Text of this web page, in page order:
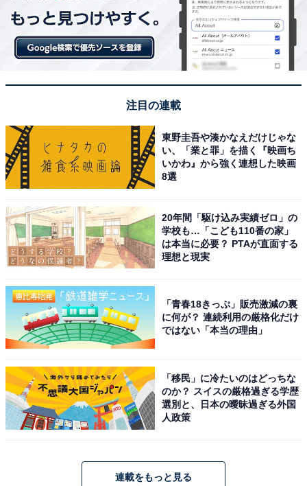
注目の連載
東野圭吾や湊かなえだけじゃな
い、「業と罪」を描く『映画ち
いかわ』から強く連想した映画
8選
20年間「駆け込み実績ゼロ」の
学校も…「こども110番の家」
は本当に必要？ PTAが直面する
理想と現実
「青春18きっぷ」販売激減の裏
に何が？ 連続利用の厳格化だけ
ではない「本当の理由」
「移民」に冷たいのはどっちな
のか？ スイスの厳格過ぎる学歴
選別と、日本の曖昧過ぎる外国
人政策
連載をもっと見る